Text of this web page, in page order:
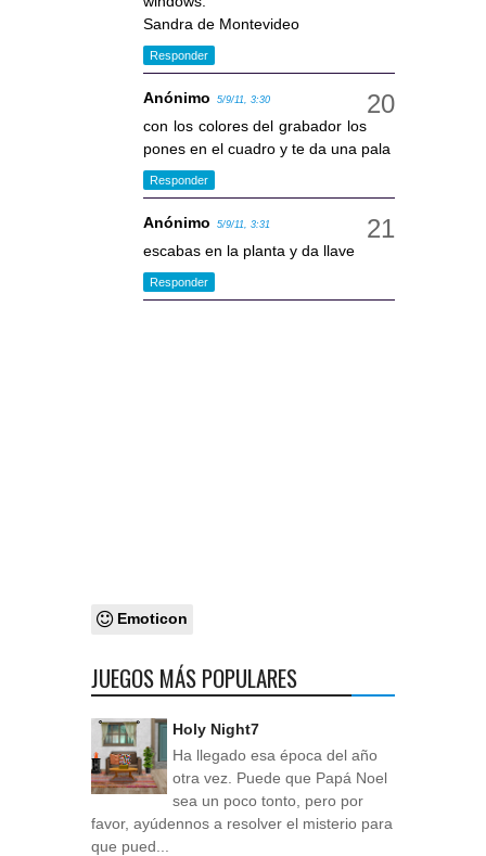
Sandra de Montevideo
Responder
Anónimo 5/9/11, 3:30
con los colores del grabador los
pones en el cuadro y te da una pala
Responder
Anónimo 5/9/11, 3:31
escabas en la planta y da llave
Responder
Emoticon
JUEGOS MÁS POPULARES
Holy Night7
Ha llegado esa época del año
otra vez. Puede que Papá Noel
sea un poco tonto, pero por
favor, ayúdennos a resolver el misterio para
que pued...